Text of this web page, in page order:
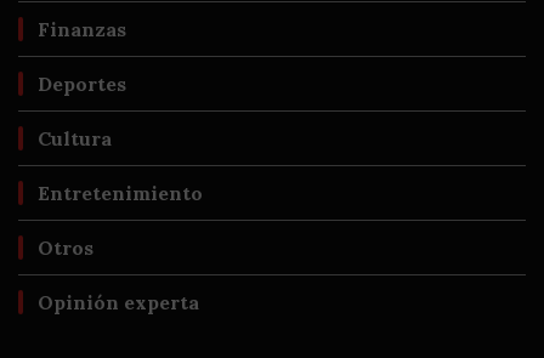
Finanzas
Deportes
Cultura
Entretenimiento
Otros
Opinión experta